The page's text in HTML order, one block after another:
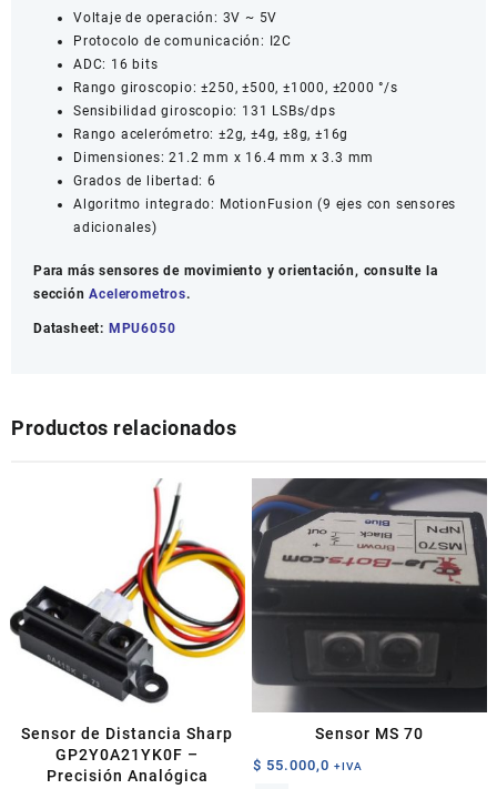
Voltaje de operación: 3V ~ 5V
Protocolo de comunicación: I2C
ADC: 16 bits
Rango giroscopio: ±250, ±500, ±1000, ±2000 °/s
Sensibilidad giroscopio: 131 LSBs/dps
Rango acelerómetro: ±2g, ±4g, ±8g, ±16g
Dimensiones: 21.2 mm x 16.4 mm x 3.3 mm
Grados de libertad: 6
Algoritmo integrado: MotionFusion (9 ejes con sensores
adicionales)
Para más sensores de movimiento y orientación, consulte la
secciónAcelerometros.
Datasheet: MPU6050
Productos relacionados
Sensor de Distancia Sharp
GP2Y0A21YK0F –
Precisión Analógica
Sensor MS 70
$ 55.000,0 +IVA